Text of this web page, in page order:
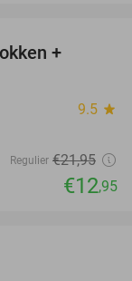
+
9.5 star
Regulier €21,95
€12,95